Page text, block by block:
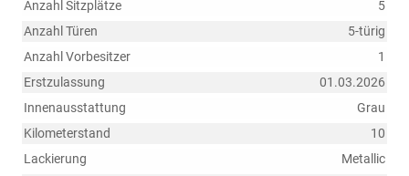
Anzahl Sitzplätze
5
Anzahl Türen
5-türig
Anzahl Vorbesitzer
1
Erstzulassung
01.03.2026
Innenausstattung
Grau
Kilometerstand
10
Lackierung
Metallic